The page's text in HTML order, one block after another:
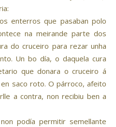
enterros que pasaban polo
na meirande parte dos
do cruceiro para rezar unha
Un bo día, o daquela cura
que donara o cruceiro á
saco roto. O párroco, afeito
a contra, non recibiu ben a
podía permitir semellante